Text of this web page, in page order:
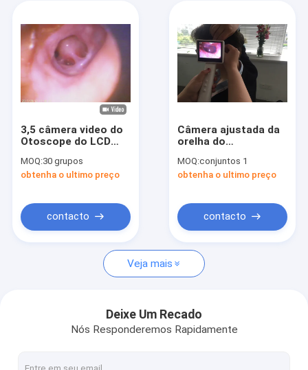
Produtos
Sobre nós
Excursão da fábrica
Casos
varredor handheld do ultra-som
Scanner de ultrassom veterinário
3,5 câmera video do
Otoscope do LCD
para a inspeção da
perfuração do
MOQ:30 grupos
obtenha o ultimo preço
contacto
Câmera ajustada da
orelha do
Otoscope de USB
avoirdupois Digitas
MOQ:conjuntos 1
obtenha o ultimo preço
contacto
Veja mais
Deixe Um Recado
Nós Responderemos Rapidamente